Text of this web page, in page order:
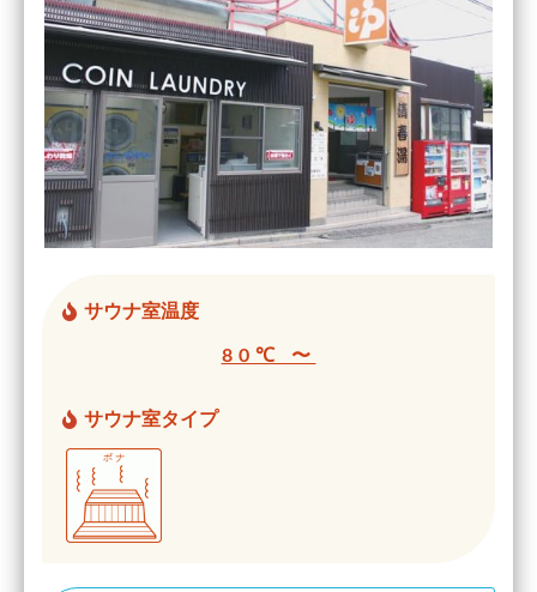
サウナ室温度
80℃ 〜
サウナ室タイプ